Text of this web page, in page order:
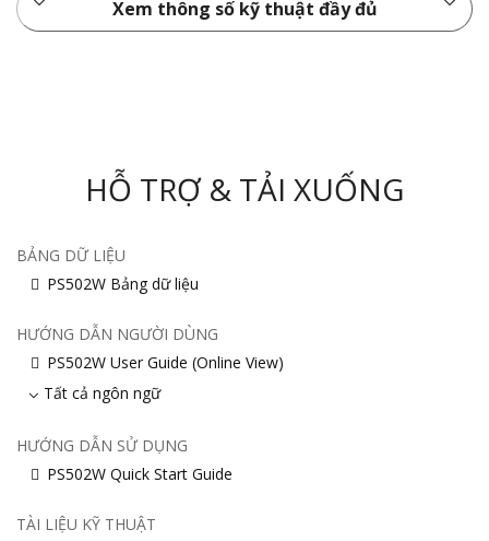
Xem thông số kỹ thuật đầy đủ
HỖ TRỢ & TẢI XUỐNG
BẢNG DỮ LIỆU
PS502W Bảng dữ liệu
HƯỚNG DẪN NGƯỜI DÙNG
PS502W User Guide (Online View)
Tất cả ngôn ngữ
HƯỚNG DẪN SỬ DỤNG
PS502W Quick Start Guide
TÀI LIỆU KỸ THUẬT